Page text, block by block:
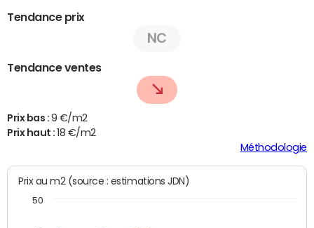
Tendance prix
NC
Tendance ventes
Prix bas : 9 €/m2
Prix haut :18 €/m2
Méthodologie
Prix au m2 (source : estimations JDN)
50